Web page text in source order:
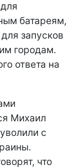
батареям,
запусков
городам.
ответа на
Михаил
с
что